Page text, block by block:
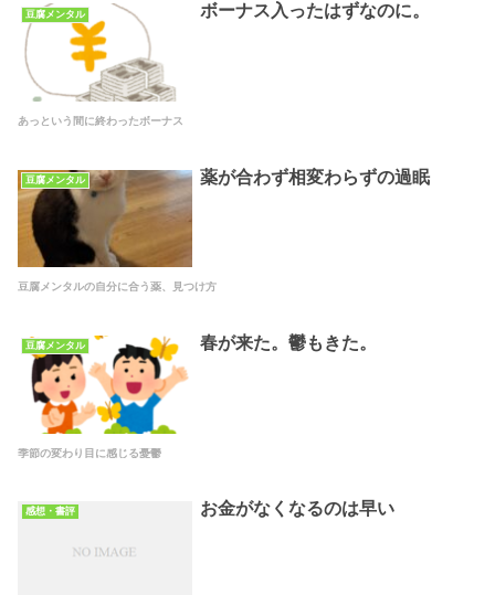
豆腐メンタル ボーナス入ったはずなのに。
あっという間に終わったボーナス
豆腐メンタル 薬が合わず相変わらずの過眠
豆腐メンタルの自分に合う薬、見つけ方
豆腐メンタル 春が来た。鬱もきた。
季節の変わり目に感じる憂鬱
感想・書評 お金がなくなるのは早い